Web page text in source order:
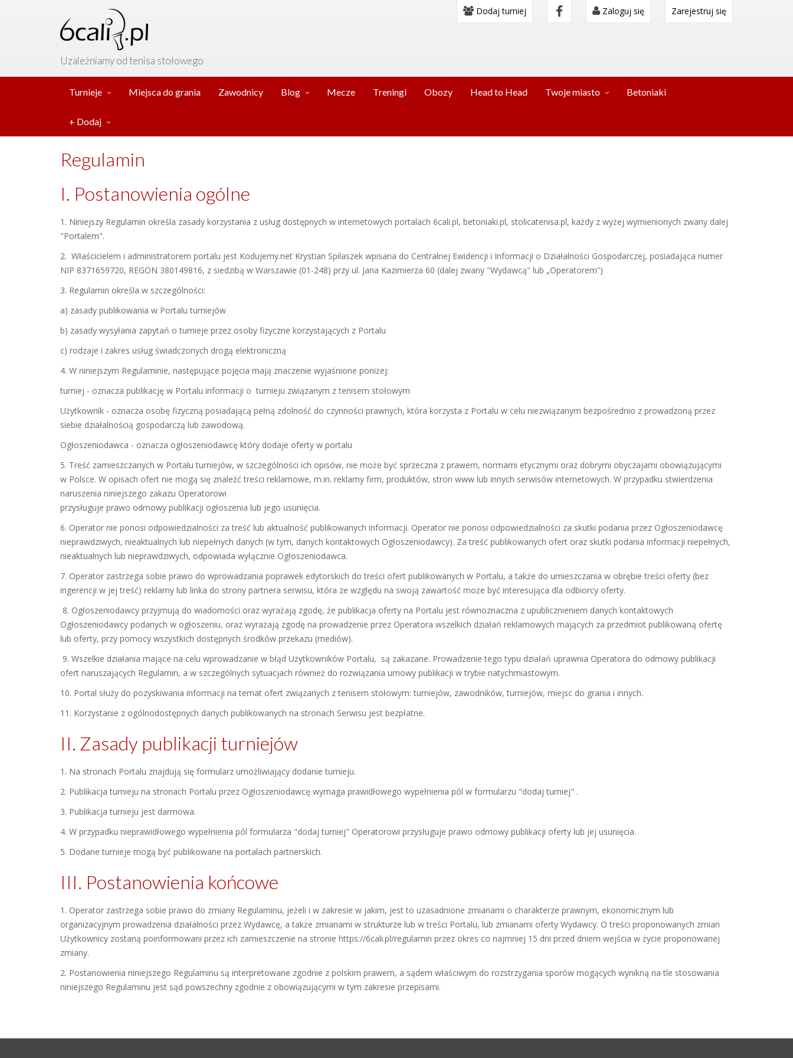
Uzależniamy od tenisa stołowego
Dodaj turniej Zaloguj się Zarejestruj się
Turnieje Miejsca do grania Zawodnicy Blog Mecze Treningi Obozy Head to Head Twoje miasto Betoniaki
+ Dodaj
Regulamin
I. Postanowienia ogólne
1. Niniejszy Regulamin określa zasady korzystania z usług dostępnych w internetowych portalach 6cali.pl, betoniaki.pl, stolicatenisa.pl, każdy z wyżej wymienionych zwany dalej
"Portalem".
2. Właścicielem i administratorem portalu jest Kodujemy.net Krystian Spilaszek wpisana do Centralnej Ewidencji i Informacji o Działalności Gospodarczej, posiadająca numer
NIP 8371659720, REGON 380149816, z siedzibą w Warszawie (01-248) przy ul. Jana Kazimierza 60 (dalej zwany "Wydawcą" lub „Operatorem”)
3. Regulamin określa w szczególności:
a) zasady publikowania w Portalu turniejów
b) zasady wysyłania zapytań o turnieje przez osoby fizyczne korzystających z Portalu
c) rodzaje i zakres usług świadczonych drogą elektroniczną
4. W niniejszym Regulaminie, następujące pojęcia mają znaczenie wyjaśnione poniżej:
turniej - oznacza publikację w Portalu informacji o turnieju związanym z tenisem stołowym
Użytkownik - oznacza osobę fizyczną posiadającą pełną zdolność do czynności prawnych, która korzysta z Portalu w celu niezwiązanym bezpośrednio z prowadzoną przez
siebie działalnością gospodarczą lub zawodową.
Ogłoszeniodawca - oznacza ogłoszeniodawcę który dodaje oferty w portalu
5. Treść zamieszczanych w Portalu turniejów, w szczególności ich opisów, nie może być sprzeczna z prawem, normami etycznymi oraz dobrymi obyczajami obowiązującymi
w Polsce. W opisach ofert nie mogą się znaleźć treści reklamowe, m.in. reklamy firm, produktów, stron www lub innych serwisów internetowych. W przypadku stwierdzenia
naruszenia niniejszego zakazu Operatorowi
przysługuje prawo odmowy publikacji ogłoszenia lub jego usunięcia.
6. Operator nie ponosi odpowiedzialności za treść lub aktualność publikowanych informacji. Operator nie ponosi odpowiedzialności za skutki podania przez Ogłoszeniodawcę
nieprawdziwych, nieaktualnych lub niepełnych danych (w tym, danych kontaktowych Ogłoszeniodawcy). Za treść publikowanych ofert oraz skutki podania informacji niepełnych,
nieaktualnych lub nieprawdziwych, odpowiada wyłącznie Ogłoszeniodawca.
7. Operator zastrzega sobie prawo do wprowadzania poprawek edytorskich do treści ofert publikowanych w Portalu, a także do umieszczania w obrębie treści oferty (bez
ingerencji w jej treść) reklamy lub linka do strony partnera serwisu, która ze względu na swoją zawartość może być interesująca dla odbiorcy oferty.
8. Ogłoszeniodawcy przyjmują do wiadomości oraz wyrażają zgodę, że publikacja oferty na Portalu jest równoznaczna z upublicznieniem danych kontaktowych
Ogłoszeniodawcy podanych w ogłoszeniu, oraz wyrażają zgodę na prowadzenie przez Operatora wszelkich działań reklamowych mających za przedmiot publikowaną ofertę
lub oferty, przy pomocy wszystkich dostępnych środków przekazu (mediów).
9. Wszelkie działania mające na celu wprowadzanie w błąd Użytkowników Portalu, są zakazane. Prowadzenie tego typu działań uprawnia Operatora do odmowy publikacji
ofert naruszających Regulamin, a w szczególnych sytuacjach również do rozwiązania umowy publikacji w trybie natychmiastowym.
10. Portal służy do pozyskiwania informacji na temat ofert związanych z tenisem stołowym: turniejów, zawodników, turniejów, miejsc do grania i innych.
11. Korzystanie z ogólnodostępnych danych publikowanych na stronach Serwisu jest bezpłatne.
II. Zasady publikacji turniejów
1. Na stronach Portalu znajdują się formularz umożliwiający dodanie turnieju.
2. Publikacja turnieju na stronach Portalu przez Ogłoszeniodawcę wymaga prawidłowego wypełnienia pól w formularzu "dodaj turniej" .
3. Publikacja turnieju jest darmowa.
4. W przypadku nieprawidłowego wypełnienia pól formularza "dodaj turniej" Operatorowi przysługuje prawo odmowy publikacji oferty lub jej usunięcia.
5. Dodane turnieje mogą być publikowane na portalach partnerskich.
III. Postanowienia końcowe
1. Operator zastrzega sobie prawo do zmiany Regulaminu, jeżeli i w zakresie w jakim, jest to uzasadnione zmianami o charakterze prawnym, ekonomicznym lub
organizacyjnym prowadzenia działalności przez Wydawcę, a także zmianami w strukturze lub w treści Portalu, lub zmianami oferty Wydawcy. O treści proponowanych zmian
Użytkownicy zostaną poinformowani przez ich zamieszczenie na stronie https://6cali.pl/regulamin przez okres co najmniej 15 dni przed dniem wejścia w życie proponowanej
zmiany.
2. Postanowienia niniejszego Regulaminu są interpretowane zgodnie z polskim prawem, a sądem właściwym do rozstrzygania sporów mogących wynikną na tle stosowania
niniejszego Regulaminu jest sąd powszechny zgodnie z obowiązującymi w tym zakresie przepisami.